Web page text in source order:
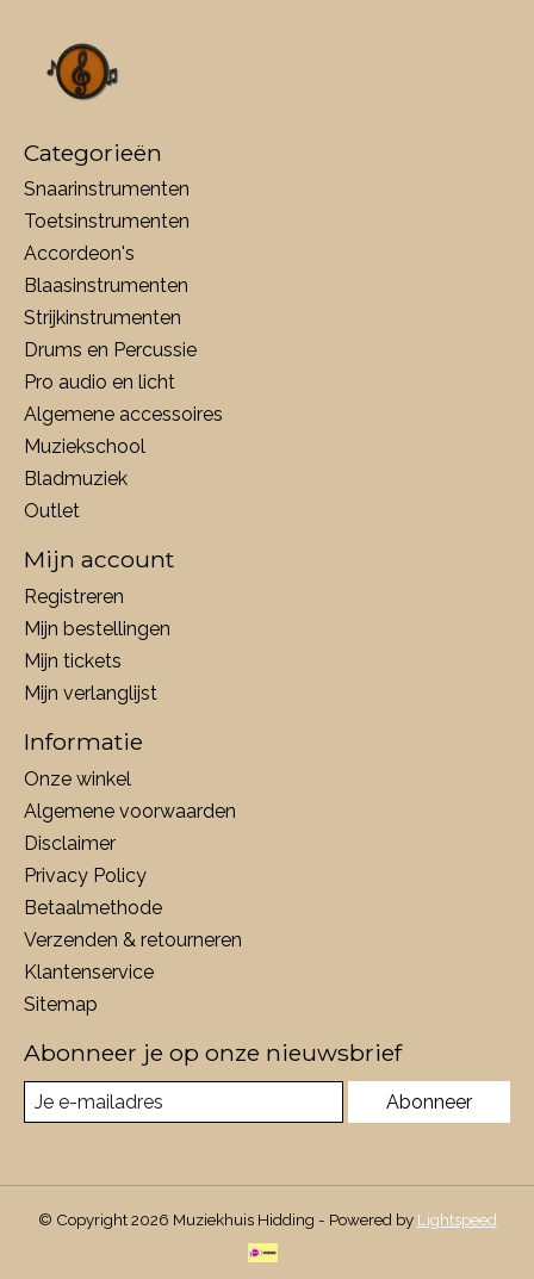
Categorieën
Snaarinstrumenten
Toetsinstrumenten
Accordeon's
Blaasinstrumenten
Strijkinstrumenten
Drums en Percussie
Pro audio en licht
Algemene accessoires
Muziekschool
Bladmuziek
Outlet
Mijn account
Registreren
Mijn bestellingen
Mijn tickets
Mijn verlanglijst
Informatie
Onze winkel
Algemene voorwaarden
Disclaimer
Privacy Policy
Betaalmethode
Verzenden & retourneren
Klantenservice
Sitemap
Abonneer je op onze nieuwsbrief
Abonneer
© Copyright 2026 Muziekhuis Hidding - Powered by Lightspeed